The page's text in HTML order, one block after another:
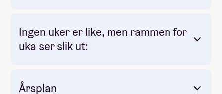
Ingen uker er like, men rammen for
uka ser slik ut:
Årsplan